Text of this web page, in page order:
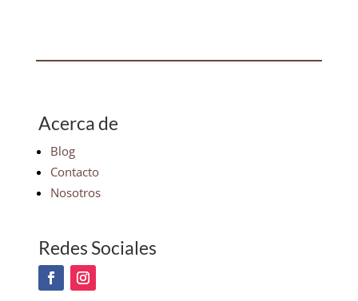
Acerca de
Blog
Contacto
Nosotros
Redes Sociales